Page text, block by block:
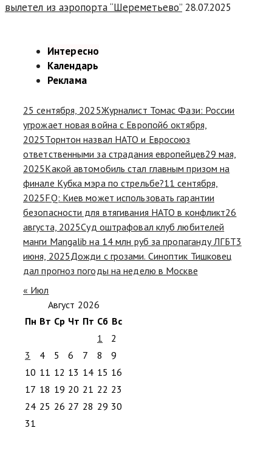
вылетел из аэропорта “Шереметьево” 28.07.2025
Интересно
Календарь
Реклама
25 сентября, 2025Журналист Томас Фази: России
угрожает новая война с Европой6 октября,
2025Торнтон назвал НАТО и Евросоюз
ответственными за страдания европейцев29 мая,
2025Какой автомобиль стал главным призом на
финале Кубка мэра по стрельбе?11 сентября,
2025FQ: Киев может использовать гарантии
безопасности для втягивания НАТО в конфликт26
августа, 2025Суд оштрафовал клуб любителей
манги Mangalib на 14 млн руб за пропаганду ЛГБТ3
июня, 2025 Дожди с грозами. Синоптик Тишковец
дал прогноз погоды на неделю в Москве
« Июл
Август 2026
Пн Вт Ср Чт Пт Сб Вс
1
2
3
4 5 6 7 8
9
10 11 12 13 14 15 16
17 18 19 20 21 22 23
24 25 26 27 28 29 30
31